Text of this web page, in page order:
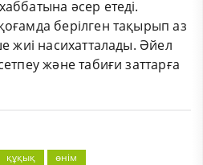
әсер етеді.
берілген тақырып аз
жиі насихатталады. Әйел
және табиғи заттарға
құқық өнім